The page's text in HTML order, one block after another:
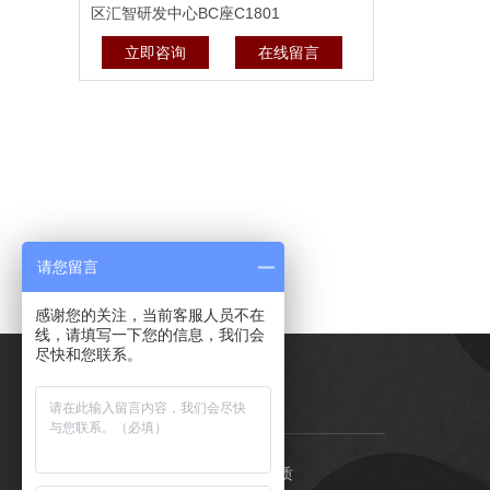
区汇智研发中心BC座C1801
立即咨询 在线留言
石金首页 荣誉资质
请您留言
感谢您的关注，当前客服人员不在
线，请填写一下您的信息，我们会
尽快和您联系。